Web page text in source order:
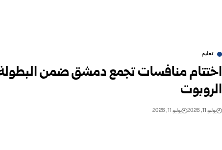
تعليم
اختتام منافسات تجمع دمشق ضمن البطولة
الروبوت
يوليو 11, 2026 يوليو 11, 2026